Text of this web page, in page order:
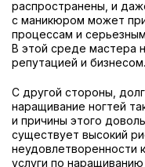
распространены, и
с маникюром может
процессам и
В этой среде мастера
репутацией и бизнесом.
С другой стороны,
наращивание ногтей
и причины этого
существует высокий
неудовлетворенности
услуги по